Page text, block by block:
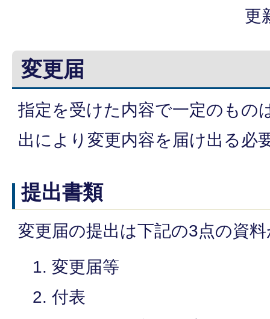
更
変更届
指定を受けた内容で一定のもの
出により変更内容を届け出る必
提出書類
変更届の提出は下記の3点の資
変更届等
付表